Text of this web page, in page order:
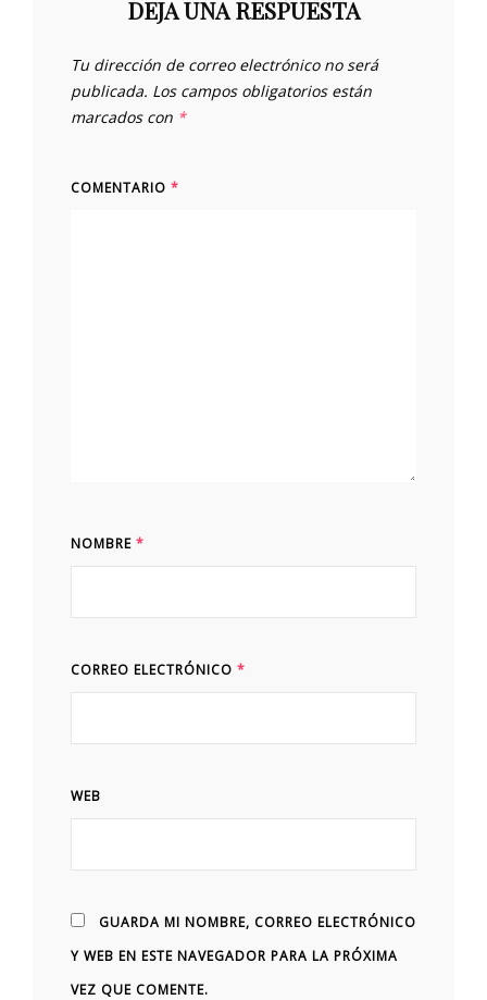
DEJA UNA RESPUESTA
Tu dirección de correo electrónico no será
publicada. Los campos obligatorios están
marcados con *
COMENTARIO *
NOMBRE *
CORREO ELECTRÓNICO *
WEB
GUARDA MI NOMBRE, CORREO ELECTRÓNICO
Y WEB EN ESTE NAVEGADOR PARA LA PRÓXIMA
VEZ QUE COMENTE.